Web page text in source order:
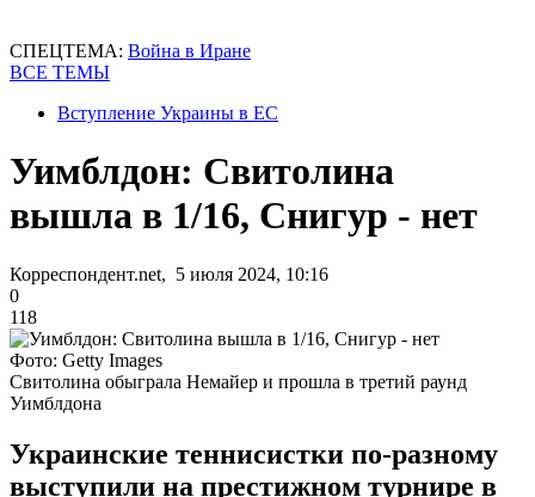
СПЕЦТЕМА: Война в Иране
ВСЕ ТЕМЫ
Вступление Украины в ЕС
Уимблдон: Свитолина
вышла в 1/16, Снигур - нет
Корреспондент.net, 5 июля 2024, 10:16
0
118
Фото: Getty Images
Свитолина обыграла Немайер и прошла в третий раунд
Уимблдона
Украинские теннисистки по-разному
выступили на престижном турнире в